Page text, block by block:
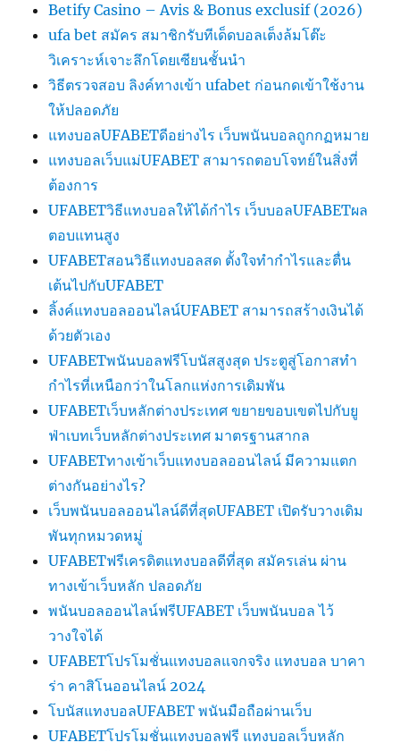
Betify Casino – Avis & Bonus exclusif (2026)
ufa bet สมัคร สมาชิกรับทีเด็ดบอลเต็งล้มโต๊ะ
วิเคราะห์เจาะลึกโดยเซียนชั้นนำ
วิธีตรวจสอบ ลิงค์ทางเข้า ufabet ก่อนกดเข้าใช้งาน
ให้ปลอดภัย
แทงบอลUFABETดีอย่างไร เว็บพนันบอลถูกกฏหมาย
แทงบอลเว็บแม่UFABET สามารถตอบโจทย์ในสิ่งที่
ต้องการ
UFABETวิธีแทงบอลให้ได้กำไร เว็บบอลUFABETผล
ตอบแทนสูง
UFABETสอนวิธีแทงบอลสด ตั้งใจทำกำไรและตื่น
เต้นไปกับUFABET
ลิ้งค์แทงบอลออนไลน์UFABET สามารถสร้างเงินได้
ด้วยตัวเอง
UFABETพนันบอลฟรีโบนัสสูงสุด ประตูสู่โอกาสทำ
กำไรที่เหนือกว่าในโลกแห่งการเดิมพัน
UFABETเว็บหลักต่างประเทศ ขยายขอบเขตไปกับยู
ฟ่าเบทเว็บหลักต่างประเทศ มาตรฐานสากล
UFABETทางเข้าเว็บแทงบอลออนไลน์ มีความแตก
ต่างกันอย่างไร?
เว็บพนันบอลออนไลน์ดีที่สุดUFABET เปิดรับวางเดิม
พันทุกหมวดหมู่
UFABETฟรีเครดิตแทงบอลดีที่สุด สมัครเล่น ผ่าน
ทางเข้าเว็บหลัก ปลอดภัย
พนันบอลออนไลน์ฟรีUFABET เว็บพนันบอล ไว้
วางใจได้
UFABETโปรโมชั่นแทงบอลแจกจริง แทงบอล บาคา
ร่า คาสิโนออนไลน์ 2024
โบนัสแทงบอลUFABET พนันมือถือผ่านเว็บ
UFABETโปรโมชั่นแทงบอลฟรี แทงบอลเว็บหลัก